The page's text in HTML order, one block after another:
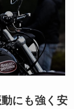
にも強く安